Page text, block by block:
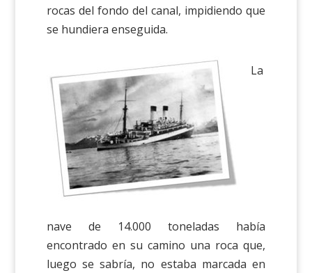
rocas del fondo del canal, impidiendo que
se hundiera enseguida.
La
nave de 14.000 toneladas había
encontrado en su camino una roca que,
luego se sabría, no estaba marcada en